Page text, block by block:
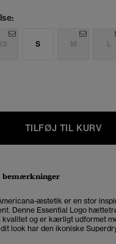
S M L
TILFØJ TIL KURV
bemærkninger
æstetik er en stor
Denne Essential Logo
kvalitet og er kærligt udformet
look har den ikoniske